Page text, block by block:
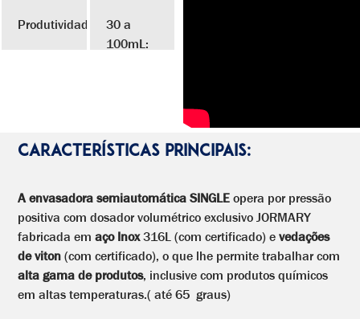
Produtividade
30 a
100mL:
100 a
400mL:
1400
frascos /
hora
Potes
100 a
200g:
CARACTERÍSTICAS PRINCIPAIS:
A envasadora semiautomática SINGLE opera por pressão
positiva com dosador volumétrico exclusivo JORMARY
fabricada emaço Inox316L (com certificado) evedações
de viton (com certificado), o que lhe permite trabalhar com
alta gama de produtos, inclusive com produtos químicos
em altas temperaturas.( até 65 graus)